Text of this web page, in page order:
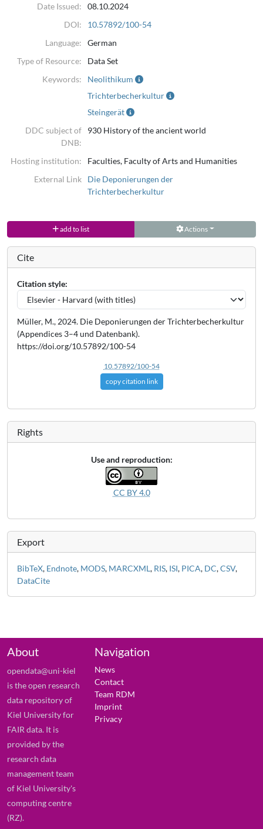
Date Issued:
08.10.2024
DOI:
10.57892/100-54
Language:
German
Type of Resource:
Data Set
Keywords:
Neolithikum
Trichterbecherkultur
Steingerät
DDC subject of
DNB:
930 History of the ancient world
Hosting institution:
Faculties, Faculty of Arts and Humanities
External Link
Die Deponierungen der
Trichterbecherkultur
add to list Actions
Cite
Citation style:
Müller, M., 2024. Die Deponierungen der Trichterbecherkultur
(Appendices 3–4 und Datenbank).
https://doi.org/10.57892/100-54
10.57892/100-54
copy citation link
Rights
Use and reproduction:
CC BY 4.0
Export
BibTeX, Endnote, MODS, MARCXML, RIS, ISI, PICA, DC,CSV,
DataCite
About
opendata@uni-kiel
is the open research
data repository of
Kiel University for
FAIR data. It is
provided by the
research data
management team
of Kiel University's
computing centre
(RZ).
Navigation
News
Contact
Team RDM
Imprint
Privacy